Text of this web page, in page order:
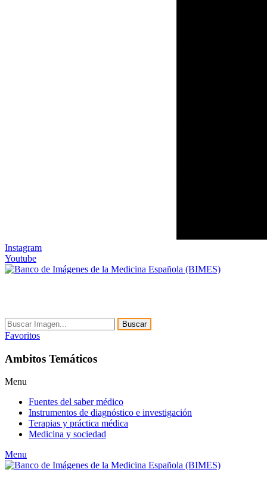
Instagram
Youtube
Buscar
Favoritos
Ambitos Temáticos
Menu
Fuentes del saber médico
Instrumentos de diagnóstico e investigación
Terapias y práctica médica
Medicina y sociedad
Menu